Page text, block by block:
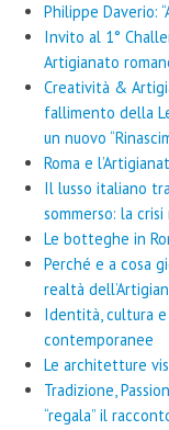
Philippe Daverio:
Invito al 1°
Artigianato
Creatività &
fallimento della
un nuovo
Roma e
Il lusso italiano
sommerso: la
Le botteghe in
Perché e a cosa
realtà
Identità, cultura
contemporanee
Le architetture
Tradizione,
“regala” il